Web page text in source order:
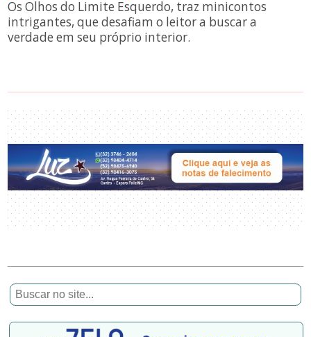
Os Olhos do Limite Esquerdo, traz minicontos
intrigantes, que desafiam o leitor a buscar a
verdade em seu próprio interior.